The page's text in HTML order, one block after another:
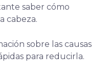
saber cómo
cabeza.
sobre las causas
para reducirla.